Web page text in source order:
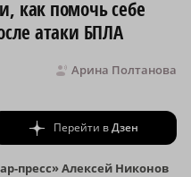
как помочь себе
атаки БПЛА
Арина Полтанова
Перейти вДзен
пресс» Алексей Никонов